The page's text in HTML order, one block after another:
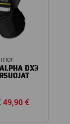
DX3
Alkuperäinen
49,90€Nykyinen